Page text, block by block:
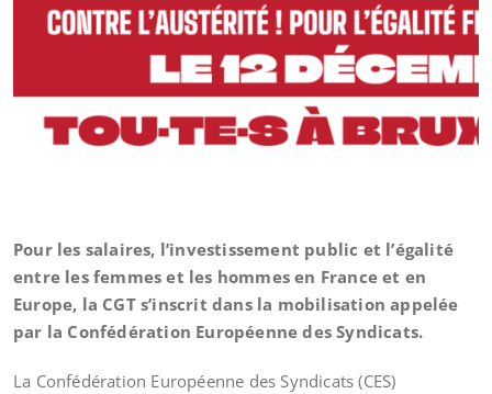
Pour les salaires, l’investissement public et l’égalité
entre les femmes et les hommes en France et en
Europe, la CGT s’inscrit dans la mobilisation appelée
par la Confédération Européenne des Syndicats.
La Confédération Européenne des Syndicats (CES)